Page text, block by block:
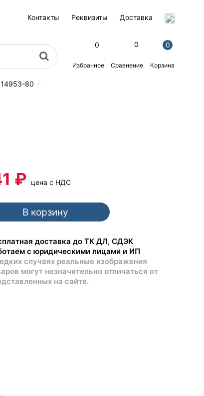
Контакты Реквизиты Доставка
0
Избранное
0
Сравнение
0
Корзина
80
₽ цена с НДС
В корзину
доставка до ТК ДЛ, СДЭК
с юридическими лицами и ИП
случаях реальные изображения
могут незначительно отличаться от
на сайте.